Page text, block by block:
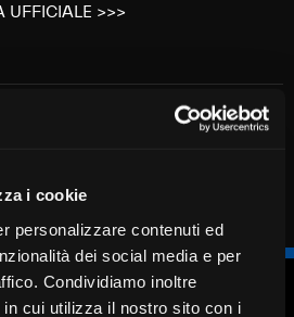
i cookie
personalizzare contenuti ed
dei social media e per
Condividiamo inoltre
cui utilizza il nostro sito con i
UFFICIALE >>>